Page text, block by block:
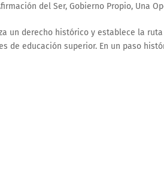
del Ser,Gobierno Propio, Una
un derecho histórico y establece la
de educación superior. En un paso